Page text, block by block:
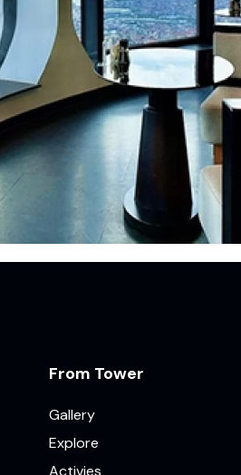
From Tower
Gallery
Explore
Activies